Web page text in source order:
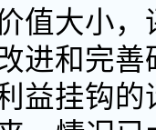
值大小
进和完
益挂钩